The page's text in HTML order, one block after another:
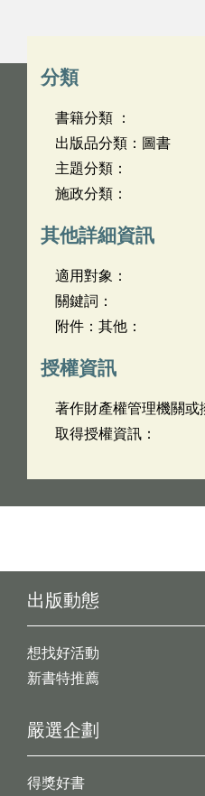
分類
書籍分類 ：
出版品分類：圖書
主題分類：
施政分類：
其他詳細資訊
適用對象：
關鍵詞：
附件：其他：
授權資訊
著作財產權管理機關或
取得授權資訊：
出版動態
想找好活動
新書特推薦
嚴選企劃
得獎好書